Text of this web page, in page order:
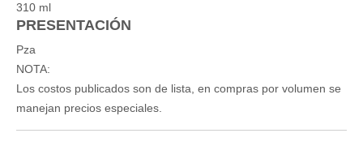
310 ml
PRESENTACIÓN
Pza
NOTA:
Los costos publicados son de lista, en compras por volumen se
manejan precios especiales.